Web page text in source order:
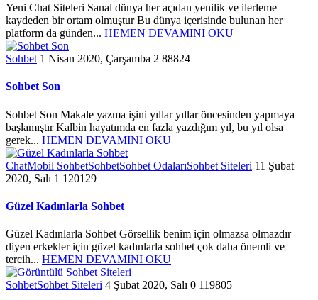
Yeni Chat Siteleri Sanal dünya her açıdan yenilik ve ilerleme
kaydeden bir ortam olmuştur Bu dünya içerisinde bulunan her
platform da günden... HEMEN DEVAMINI OKU
Sohbet 1 Nisan 2020, Çarşamba 2 88824
Sohbet Son
Sohbet Son Makale yazma işini yıllar yıllar öncesinden yapmaya
başlamıştır Kalbin hayatımda en fazla yazdığım yıl, bu yıl olsa
gerek... HEMEN DEVAMINI OKU
ChatMobil SohbetSohbetSohbet OdalarıSohbet Siteleri 11 Şubat
2020, Salı 1 120129
Güzel Kadınlarla Sohbet
Güzel Kadınlarla Sohbet Görsellik benim için olmazsa olmazdır
diyen erkekler için güzel kadınlarla sohbet çok daha önemli ve
tercih... HEMEN DEVAMINI OKU
SohbetSohbet Siteleri 4 Şubat 2020, Salı 0 119805